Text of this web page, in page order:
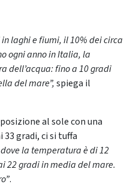
laghi e fiumi, il 10% dei circa
ogni anno in Italia, la
dell’acqua: fino a 10 gradi
del mare”,spiega il
al sole con una
gradi, ci si tuffa
dove la temperatura è di 12
22 gradi in media del mare.
.